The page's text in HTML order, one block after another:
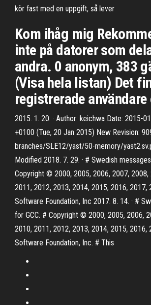
kör fast med en uppgift, så lever
Kom ihåg mig
inte på datorer som
andra. 0 anonym, 383
(Visa hela listan) Det
registrerade användare
2015. 1. 20. · Author: keichwa Date: 2015-
+0100 (Tue, 20 Jan 2015) New Revision:
branches/SLE12/yast/50-memory/
Modified 2018. 7. 29. · # Swedish
Copyright © 2000, 2005, 2006, 2007, 2008,
2011, 2012, 2013, 2014, 2015, 2016, 2017,
Software Foundation, Inc 2017. 8. 14. · #
for GCC. # Copyright © 2000, 2005, 2006,
2010, 2011, 2012, 2013, 2014, 2015, 2016,
Software Foundation, Inc. # This